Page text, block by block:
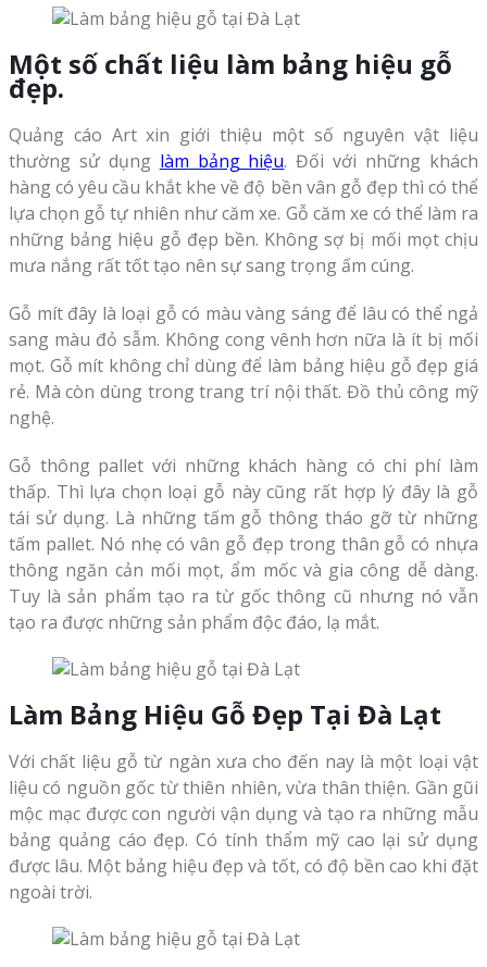
Một số chất liệu làm bảng hiệu gỗ
đẹp.
Quảng cáo Art xin giới thiệu một số nguyên vật liệu
thường sử dụng làm bảng hiệu. Đối với những khách
hàng có yêu cầu khắt khe về độ bền vân gỗ đẹp thì có thể
lựa chọn gỗ tự nhiên như căm xe. Gỗ căm xe có thể làm ra
những bảng hiệu gỗ đẹp bền. Không sợ bị mối mọt chịu
mưa nắng rất tốt tạo nên sự sang trọng ấm cúng.
Gỗ mít đây là loại gỗ có màu vàng sáng để lâu có thể ngả
sang màu đỏ sẫm. Không cong vênh hơn nữa là ít bị mối
mọt. Gỗ mít không chỉ dùng để làm bảng hiệu gỗ đẹp giá
rẻ. Mà còn dùng trong trang trí nội thất. Đồ thủ công mỹ
nghệ.
Gỗ thông pallet với những khách hàng có chi phí làm
thấp. Thì lựa chọn loại gỗ này cũng rất hợp lý đây là gỗ
tái sử dụng. Là những tấm gỗ thông tháo gỡ từ những
tấm pallet. Nó nhẹ có vân gỗ đẹp trong thân gỗ có nhựa
thông ngăn cản mối mọt, ẩm mốc và gia công dễ dàng.
Tuy là sản phẩm tạo ra từ gốc thông cũ nhưng nó vẫn
tạo ra được những sản phẩm độc đáo, lạ mắt.
Làm Bảng Hiệu Gỗ Đẹp Tại Đà Lạt
Với chất liệu gỗ từ ngàn xưa cho đến nay là một loại vật
liệu có nguồn gốc từ thiên nhiên, vừa thân thiện. Gần gũi
mộc mạc được con người vận dụng và tạo ra những mẫu
bảng quảng cáo đẹp. Có tính thẩm mỹ cao lại sử dụng
được lâu. Một bảng hiệu đẹp và tốt, có độ bền cao khi đặt
ngoài trời.